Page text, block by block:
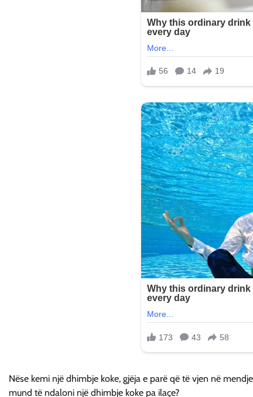
Nëse kemi një dhimbje koke, gjëja e parë që të vjen në
mund të ndaloni një dhimbje koke pa ilaçe?